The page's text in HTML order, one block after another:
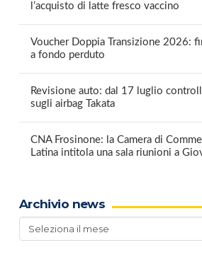
l’acquisto di latte fresco vaccino
Voucher Doppia Transizione 2026:
a fondo perduto
Revisione auto: dal 17 luglio
sugli airbag Takata
CNA Frosinone: la Camera di
Latina intitola una sala riunioni a
Archivio news
Archivio
news